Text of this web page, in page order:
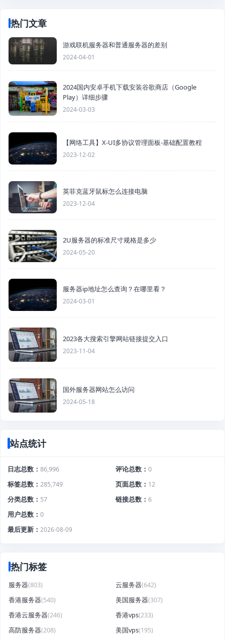
热门文章
游戏联机服务器和普通服务器的差别
2024-04-01
2024国内安卓手机下载安装谷歌商店（Google
Play）详细步骤
2024-03-03
【网络工具】X-UI多协议管理面板-基础配置教程
2023-12-02
英菲克蓝牙鼠标怎么连接电脑
2023-12-04
2U服务器的标准尺寸规格是多少
2024-05-20
服务器ip地址怎么查询？在哪里看？
2024-03-01
2023各大搜索引擎网站链接提交入口
2023-11-04
国外服务器网站怎么访问
2024-05-18
站点统计
日志总数 86,996 评论总数
0
标签总数
285,749 页面总数
12
分类总数
57 链接总数
6
用户总数
0
最后更新
2026-08-09
热门标签
服务器(803) 云服务器(642)
香港服务器(540) 美国服务器(307)
香港云服务器(246) 香港vps(233)
高防服务器(208) 美国vps(195)